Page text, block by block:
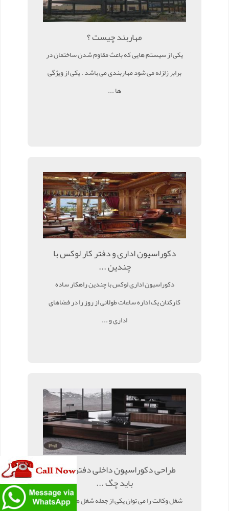
مهاربند چیست ؟
یکی از سیستم هایی که باعث مقاوم شدن ساختمان در
برابر زلزله می شود مهاربندی می باشد . یکی از ویژگی
ها ...
دکوراسیون اداری و دفتر کار لوکس با
چندین ...
دکوراسیون اداری لوکس با چندین راهکار ساده
کارکنان یک اداره ساعات طولانی از روز را در فضاهای
اداری و ...
طراحی دکوراسیون داخلی دفتر وکالت
باید چگ ...
شغل وکالت را می توان یکی از جمله شغل هایی دانست